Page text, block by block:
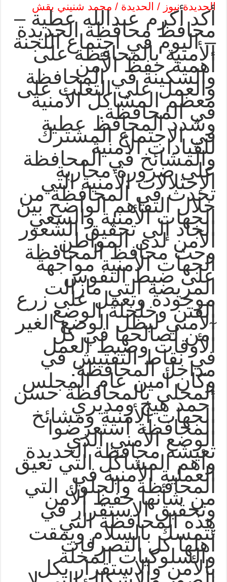
الحديدة نيوز / الحديدة / محمد شنيني بقش
أكد أكرم عبدالله عطية –
محافظ محافظة الحديدة
– اليوم في اجتماع اللجنة
الأمنية بالمحافظة على
أهمية حفظ الأمن
والسكينة في المحافظة
والعمل على التغلب على
معظم المشاكل الأمنية
في المحافظة.
وشدد المحافظ عطية
في الاجتماع المشترك
للقيادات الأمنية
والمشائخ في المحافظة
على ضرورة محاربة
الإختلالات الأمنية التي
تحدث في المحافظة من
خلال التفاهم الواضح بين
الجهات الأمنية والسعي
الجاد إلى تحقيق الشعور
الآمن لدى المواطن.
وحث محافظ المحافظة
الجهات الأمنية مواجهة
على ضبط النفوس
المريضة التي مازالت
موجودة وتعمل على زرع
الفتن وخلخلة الوضع
الأمني ليظل الوضع الغير
آمن لصالحها في كل
الأوقات وضبط العمل
في نقاط التفتيش في
مداخل المحافظة.
وكان أمين عام المجلس
المحلي بالمحافظة حسن
أحمد هيج ومديري
الجهات الأمنية ومشائخ
المحافظة استعرضوا
الوضع الأمني الذي
تعيشه محافظة الحديدة
وأهم المشاكل التي تعيق
العملية الأمنية في
المحافظة والحلول التي
من شأنها حفظ الأمن
وتحقيق الاستقرار في
هذه المحافظة التي
تتمسك بالسلام ويمقت
أهلها كل التصرفات
والسلوكيات المخلة
بالأمن والاستقرار بكل